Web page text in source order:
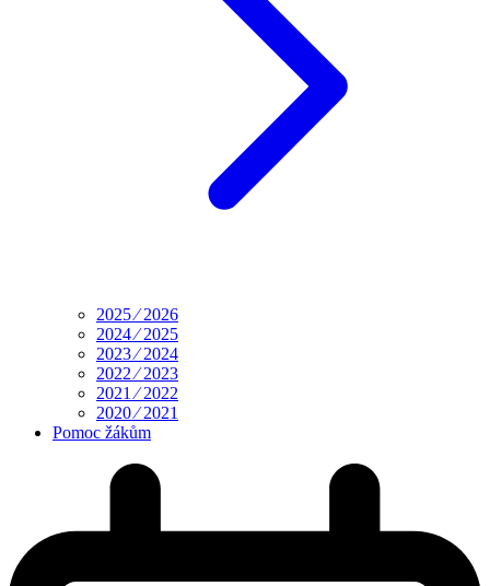
2025 ⁄ 2026
2024 ⁄ 2025
2023 ⁄ 2024
2022 ⁄ 2023
2021 ⁄ 2022
2020 ⁄ 2021
Pomoc žákům